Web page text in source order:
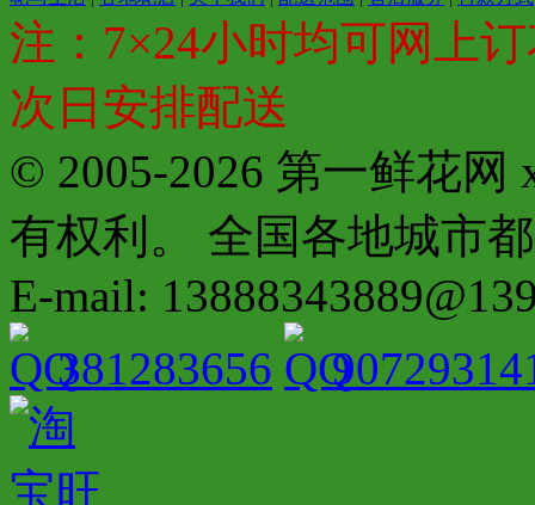
注：7×24小时均可网上
次日安排配送
© 2005-2026 第一鲜花网
有权利。 全国各地城市
E-mail:
381283656